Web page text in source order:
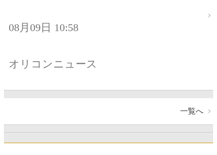
08月09日 10:58
オリコンニュース
一覧へ